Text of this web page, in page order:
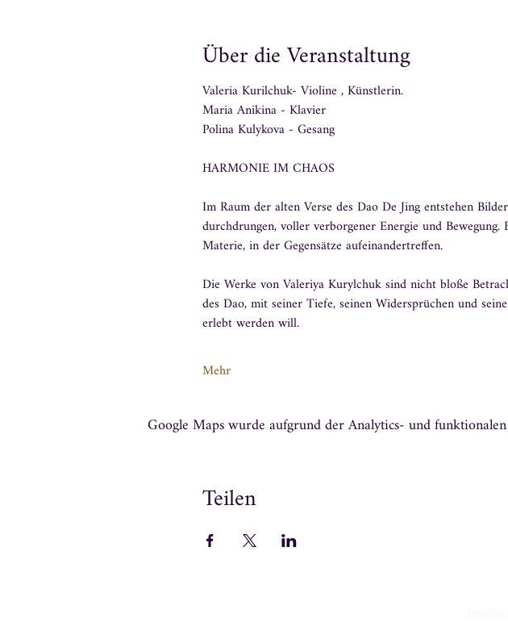
Über die Veranstaltung
Valeria Kurilchuk- Violine , Künstlerin.
Maria Anikina - Klavier
Polina Kulykova - Gesang
HARMONIE IM CHAOS
Im Raum der alten Verse des Dao De Jing entstehen
durchdrungen, voller verborgener Energie und
Materie, in der Gegensätze aufeinandertreffen.
Die Werke von Valeriya Kurylchuk sind nicht bloße
des Dao, mit seiner Tiefe, seinen Widersprüchen und
erlebt werden will.
Mehr
Google Maps wurde aufgrund der Analytics- und
Teilen